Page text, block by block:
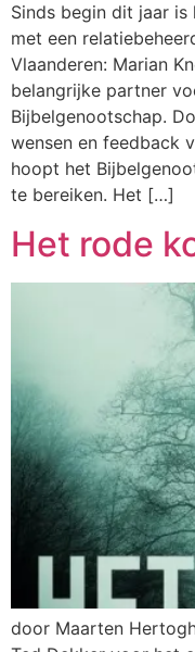
Sinds begin dit jaar
met een
Vlaanderen: Marian
belangrijke partner
Bijbelgenootschap.
wensen en feedback
hoopt het
te bereiken. Het […]
Het rode
door Maarten